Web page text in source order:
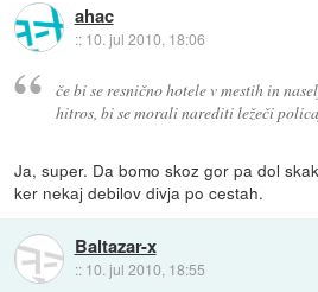
ahac
:: 10. jul 2010, 18:06
če bi se resnično hotele v mestih in
hitros, bi se morali narediti ležeči
Ja, super. Da bomo skoz gor pa dol
ker nekaj debilov divja po cestah.
Baltazar-x
:: 10. jul 2010, 18:55